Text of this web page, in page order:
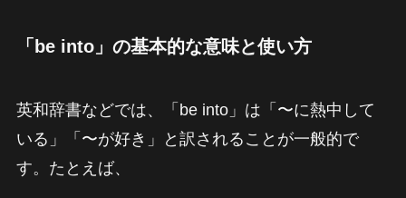
「be into」の基本的な意味と使い方
英和辞書などでは、「be into」は「〜に熱中して
いる」「〜が好き」と訳されることが一般的で
す。たとえば、